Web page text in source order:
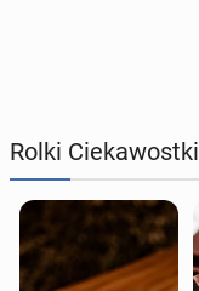
Rolki Ciekawostki